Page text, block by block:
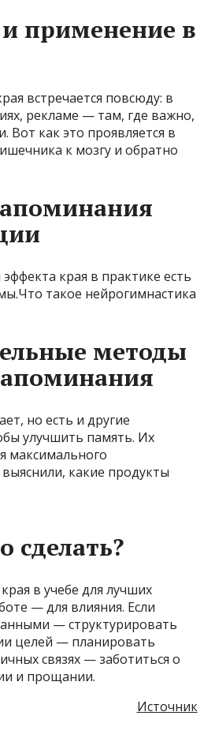
применение в
встречается повсюду: в
рекламе — там, где важно,
Вот как это проявляется в
к мозгу и обратно
края в практике есть
такое нейрогимнастика
методы
но есть и другие
улучшить память. Их
максимального
какие продукты
сделать?
в учебе для лучших
— для влияния. Если
— структурировать
целей — планировать
связях — заботиться о
и прощании.
Источник